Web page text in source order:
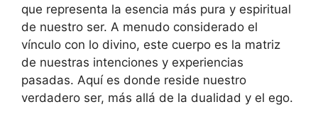
que representa la esencia más pura y espiritual
de nuestro ser. A menudo considerado el
vínculo con lo divino, este cuerpo es la matriz
de nuestras intenciones y experiencias
pasadas. Aquí es donde reside nuestro
verdadero ser, más allá de la dualidad y el ego.